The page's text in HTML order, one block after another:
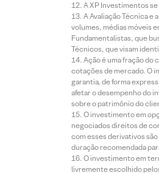
A XP Investimentos
A Avaliação Técnica
volumes, médias móveis
Fundamentalistas, que
Técnicos, que visam
Ação é uma fração do
cotações de mercado. O
garantia, de forma
afetar o desempenho do
sobre o patrimônio do
O investimento em
negociados direitos de
com esses derivativos
duração recomendada
O investimento em
livremente escolhido